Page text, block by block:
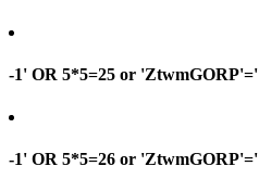
-1' OR 5*5=25 or 'ZtwmGORP'='
-1' OR 5*5=26 or 'ZtwmGORP'='